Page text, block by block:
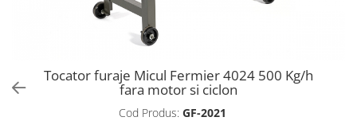
Biciclete electrice
Motoburghie si accesorii
Accesorii motoburghie
Tocator furaje Micul Fermier 4024 500 Kg/h
fara motor si ciclon
Cod Produs: GF-2021